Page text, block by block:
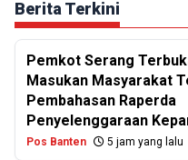
Berita Terkini
Pemkot Serang
Masukan Masyarakat
Pembahasan Raperda
Penyelenggaraan
Pos Banten 5 jam yang lalu